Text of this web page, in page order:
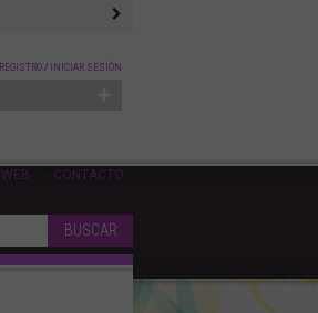
REGISTRO / INICIAR SESIÓN
CONTACTO